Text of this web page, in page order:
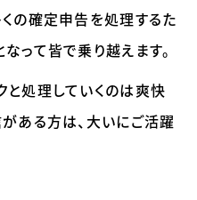
の確定申告を処理するた
って皆で乗り越えます。
処理していくのは爽快
ある方は、大いにご活躍